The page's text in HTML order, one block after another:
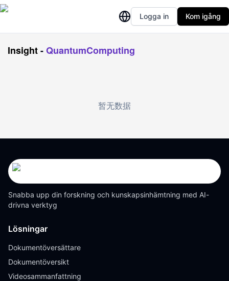
Logga in Kom igång
Insight-QuantumComputing
暂无数据
Snabba upp din forskning och kunskapsinhämtning med AI-
drivna verktyg
Lösningar
Dokumentöversättare
Dokumentöversikt
Videosammanfattning